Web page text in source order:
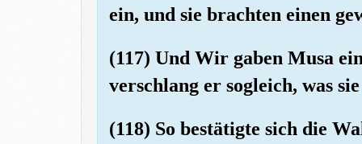
ein, und sie brachten einen
(117) Und Wir gaben Musa
verschlang er sogleich, was
(118) So bestätigte sich die